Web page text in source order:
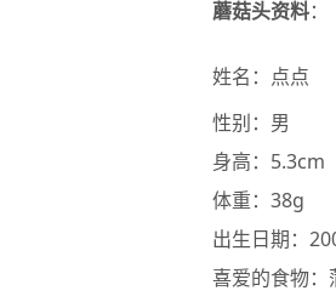
蘑菇头资料：
姓名：点点
性别：男
身高：5.3cm
体重：38g
出生日期：
喜爱的食物：